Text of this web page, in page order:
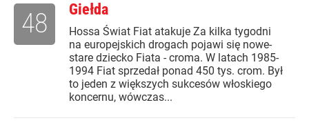
Giełda
Hossa Świat Fiat atakuje Za kilka tygodni
na europejskich drogach pojawi się nowe-
stare dziecko Fiata - croma. W latach 1985-
1994 Fiat sprzedał ponad 450 tys. crom. Był
to jeden z większych sukcesów włoskiego
koncernu, wówczas...
48